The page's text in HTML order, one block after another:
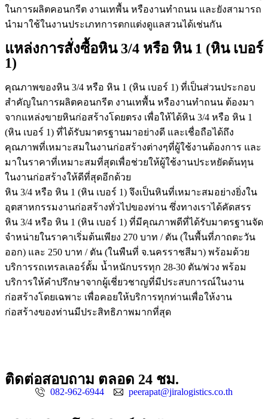
ในการผลิตคอนกรีต งานเทพื้น หรืองานทำถนน และยังสามารถ
นำมาใช้ในงานประเภทการตกแต่งดูแลสวนได้เช่นกัน
แหล่งการสั่งซื้อหิน 3/4 หรือ หิน 1 (หิน เบอร์
1)
คุณภาพของหิน 3/4 หรือ หิน 1 (หิน เบอร์ 1) ที่เป็นส่วนประกอบ
สำคัญในการผลิตคอนกรีต งานเทพื้น หรืองานทำถนน ต้องมา
จากแหล่งขายหินก่อสร้างโดยตรง เพื่อให้ได้หิน 3/4 หรือ หิน 1
(หิน เบอร์ 1) ที่ได้รับมาตรฐานมาอย่างดี และเชื่อถือได้ถึง
คุณภาพที่เหมาะสมในงานก่อสร้างต่างๆที่ผู้ใช้งานต้องการ และ
มาในราคาที่เหมาะสมที่สุดเพื่อช่วยให้ผู้ใช้งานประหยัดต้นทุน
ในงานก่อสร้างให้ดีที่สุดอีกด้วย
หิน 3/4 หรือ หิน 1 (หิน เบอร์ 1) จึงเป็นหินที่เหมาะสมอย่างยิ่งใน
อุตสาหกรรมงานก่อสร้างทั่วไปของท่าน ซึ่งทางเราได้คัดสรร
หิน 3/4 หรือ หิน 1 (หิน เบอร์ 1) ที่มีคุณภาพดีที่ได้รับมาตรฐานจัด
จำหน่ายในราคาเริ่มต้นเพียง 270 บาท / ตัน (ในพื้นที่ภาถตะวัน
ออก) และ 250 บาท / ตัน (ในพืนที่ จ.นครราชสีมา) พร้อมด้วย
บริการรถเทรลเลอร์ดั้ม น้ำหนักบรรทุก 28-30 ตัน/พ่วง พร้อม
บริการให้คำปรึกษาจากผู้เชี่ยวชาญที่มีประสบการณ์ในงาน
ก่อสร้างโดยเฉพาะ เพื่อคอยให้บริการทุกท่านเพื่อให้งาน
ก่อสร้างของท่านมีประสิทธิภาพมากที่สุด
ติดต่อสอบถาม ตลอด 24 ชม.
082-962-6944 peerapat@jiralogistics.co.th